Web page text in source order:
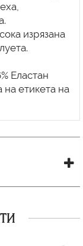
изрязана
Еластан
етикета на